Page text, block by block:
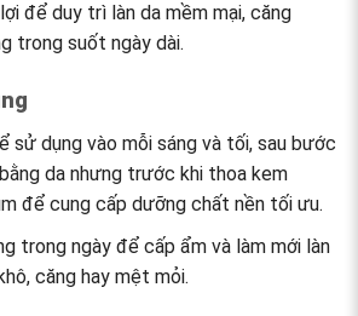
để duy trì làn da mềm mại, căng
trong suốt ngày dài.
sử dụng vào mỗi sáng và tối, sau bước
da nhưng trước khi thoa kem
để cung cấp dưỡng chất nền tối ưu.
trong ngày để cấp ẩm và làm mới làn
căng hay mệt mỏi.